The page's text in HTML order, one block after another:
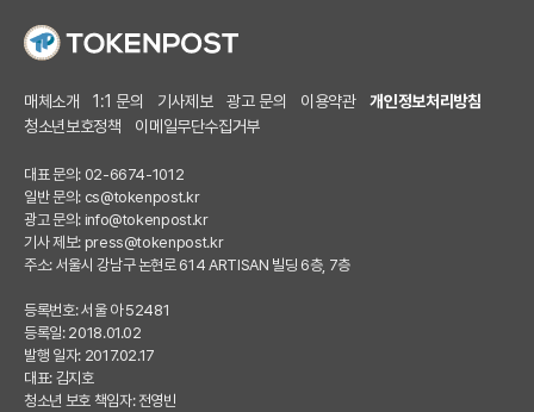
매체소개 1:1 문의 기사제보 광고 문의 이용약관
개인정보처리방침
청소년보호정책
이메일무단수집거부
대표 문의: 02-6674-1012
일반 문의: cs@tokenpost.kr
광고 문의: info@tokenpost.kr
기사 제보: press@tokenpost.kr
주소: 서울시 강남구 논현로 614 ARTISAN 빌딩 6층, 7층
등록번호: 서울 아 52481
등록일: 2018.01.02
발행 일자: 2017.02.17
대표: 김지호
청소년 보호 책임자: 전영빈